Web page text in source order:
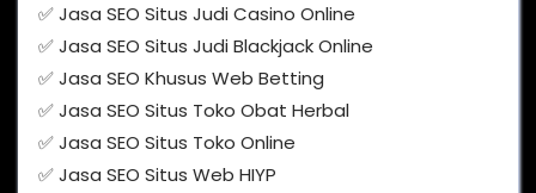
✅ Jasa SEO Situs Judi Casino Online
✅ Jasa SEO Situs Judi Blackjack Online
✅ Jasa SEO Khusus Web Betting
✅ Jasa SEO Situs Toko Obat Herbal
✅ Jasa SEO Situs Toko Online
✅ Jasa SEO Situs Web HIYP